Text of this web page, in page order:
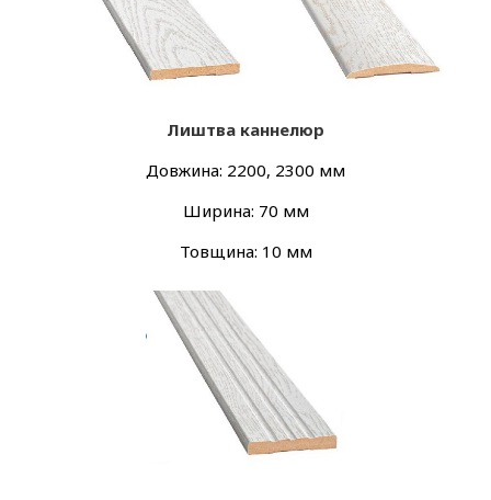
Лиштва каннелюр
Довжина: 2200, 2300 мм
Ширина: 70 мм
Товщина: 10 мм